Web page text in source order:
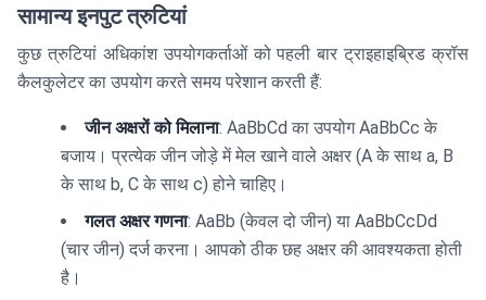
सामान्य इनपुट त्रुटियां
कुछ त्रुटियां अधिकांश उपयोगकर्ताओं को पहली बार ट्राइहाइब्रिड क्रॉस
कैलकुलेटर का उपयोग करते समय परेशान करती हैं:
जीन अक्षरों को मिलाना: AaBbCd का उपयोग AaBbCc के
बजाय। प्रत्येक जीन जोड़े में मेल खाने वाले अक्षर (A के साथ a, B
के साथ b, C के साथ c) होने चाहिए।
गलत अक्षर गणना: AaBb (केवल दो जीन) या AaBbCcDd
(चार जीन) दर्ज करना। आपको ठीक छह अक्षर की आवश्यकता होती
है।